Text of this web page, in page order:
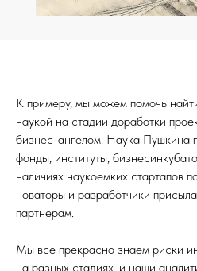
Спросите себя:
делаете?
С появлением ИИ, БПЛА и
которые входят в нашу жизнь
привычными столь быстро,
быть очень дальновидной
К примеру, мы можем помочь
наукой на стадии доработки
бизнес-ангелом. Наука Пушкина
фонды, институты,
наличиях наукоемких стартапов
новаторы и разработчики
партнерам.
Мы все прекрасно знаем риски
на разных стадиях, и наши